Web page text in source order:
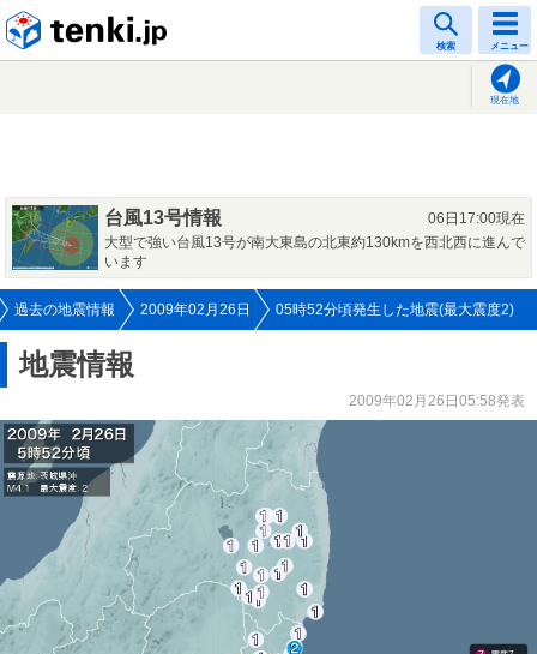
検索 メニュー
現在地
台風13号情報
06日17:00現在
大型で強い台風13号が南大東島の北東約130kmを西北西に進んで
います
過去の地震情報 2009年02月26日 05時52分頃発生した地震(最大震度2)
地震情報
2009年02月26日05:58発表